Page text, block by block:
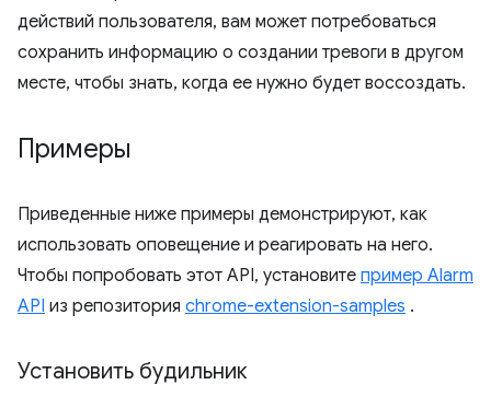
действий пользователя, вам может потребоваться
сохранить информацию о создании тревоги в другом
месте, чтобы знать, когда ее нужно будет воссоздать.
Примеры
Приведенные ниже примеры демонстрируют, как
использовать оповещение и реагировать на него.
Чтобы попробовать этот API, установите пример Alarm
API из репозитория chrome-extension-samples .
Установить будильник